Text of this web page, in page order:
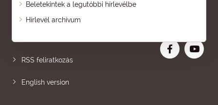
Beletekintek a legutóbbi hírlevélbe
Hírlevél archívum
Oldaltérkép
RSS feliratkozás
English version